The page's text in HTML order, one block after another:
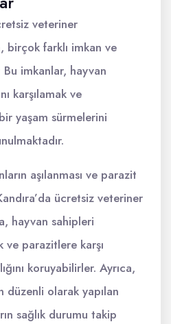
veteriner
birçok farklı imkan ve
Bu imkanlar, hayvan
karşılamak ve
bir yaşam sürmelerini
aşılanması ve parazit
ücretsiz veteriner
hayvan sahipleri
ve parazitlere karşı
koruyabilirler. Ayrıca,
düzenli olarak yapılan
sağlık durumu takip